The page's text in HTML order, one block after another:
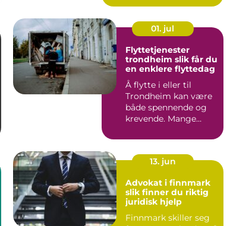
01. jul
Flyttetjenester
trondheim slik får du
en enklere flyttedag
Å flytte i eller til
Trondheim kan være
både spennende og
krevende. Mange
str...
13. jun
Advokat i finnmark
slik finner du riktig
juridisk hjelp
Finnmark skiller seg